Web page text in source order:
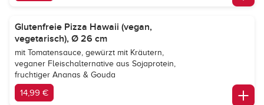
Glutenfreie Pizza Hawaii (vegan,
vegetarisch), Ø 26 cm
mit Tomatensauce, gewürzt mit Kräutern,
veganer Fleischalternative aus Sojaprotein,
fruchtiger Ananas & Gouda
14,99 €